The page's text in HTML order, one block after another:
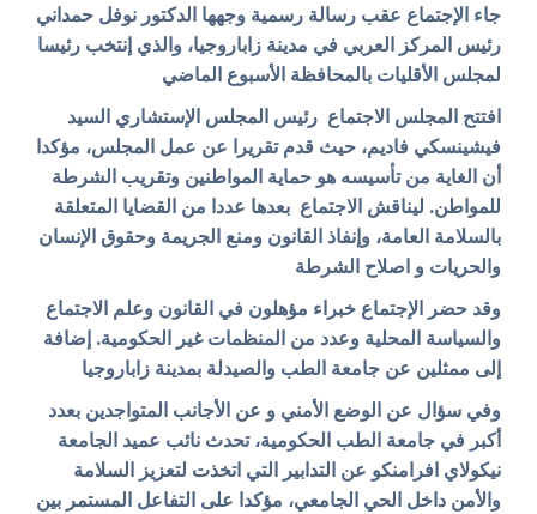
جاء الإجتماع عقب رسالة رسمية وجهها الدكتور نوفل حمداني
رئيس المركز العربي في مدينة زاباروجيا، والذي إنتخب رئيسا
لمجلس الأقليات بالمحافظة الأسبوع الماضي
افتتح المجلس الاجتماع رئيس المجلس الإستشاري السيد
فيشينسكي فاديم، حيث قدم تقريرا عن عمل المجلس، مؤكدا
أن الغاية من تأسيسه هو حماية المواطنين وتقريب الشرطة
للمواطن. ليناقش الاجتماع بعدها عددا من القضايا المتعلقة
بالسلامة العامة، وإنفاذ القانون ومنع الجريمة وحقوق الإنسان
والحريات و اصلاح الشرطة
وقد حضر الإجتماع خبراء مؤهلون في القانون وعلم الاجتماع
والسياسة المحلية وعدد من المنظمات غير الحكومية. إضافة
إلى ممثلين عن جامعة الطب والصيدلة بمدينة زاباروجيا
وفي سؤال عن الوضع الأمني و عن الأجانب المتواجدين بعدد
أكبر في جامعة الطب الحكومية، تحدث نائب عميد الجامعة
نيكولاي افرامنكو عن التدابير التي اتخذت لتعزيز السلامة
والأمن داخل الحي الجامعي، مؤكدا على التفاعل المستمر بين